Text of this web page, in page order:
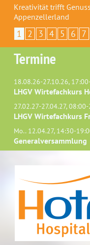
Kreativität trifft
Appenzellerland
1 2 3 4 5 6 7
Termine
18.08.26-27.10.26,
LHGV Wirtefachkurs
27.02.27-27.04.27,
LHGV Wirtefachkurs
Mo.. 12.04.27, 14:30-
Generalversammlung